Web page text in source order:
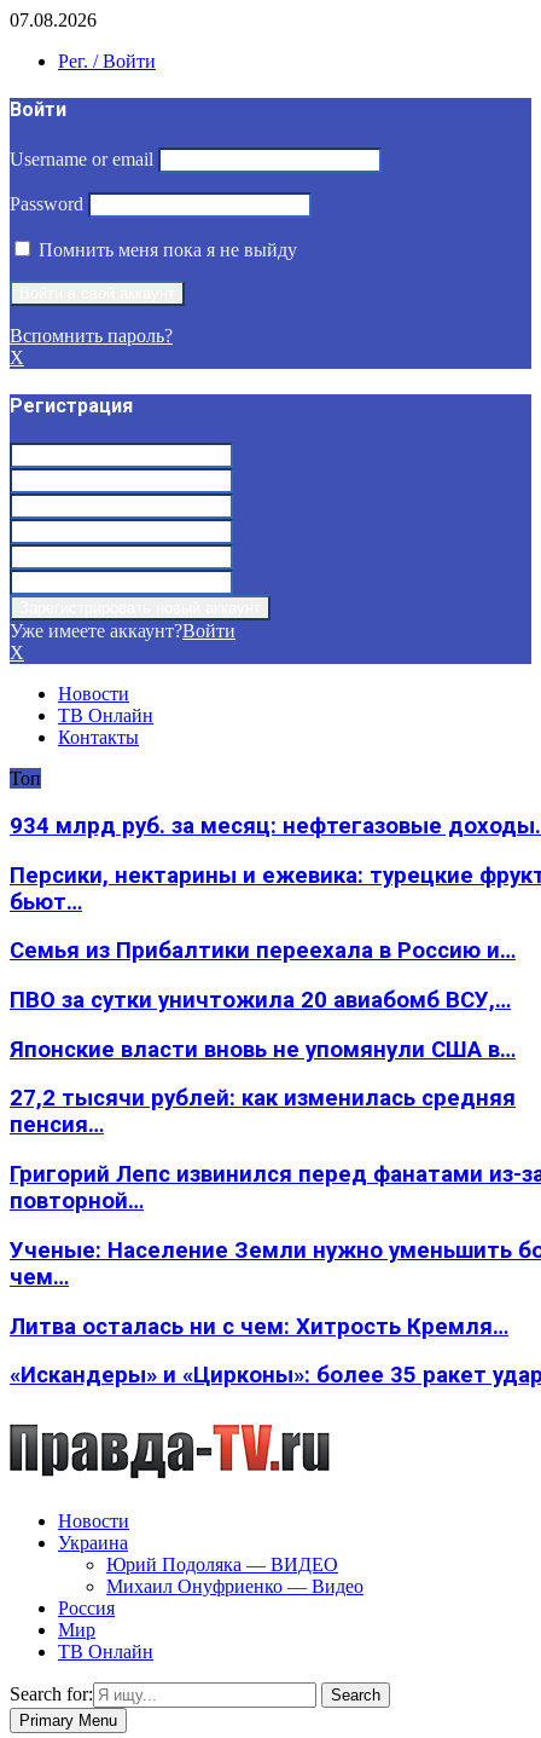
07.08.2026
Рег. / Войти
Войти
Username or email
Password
Помнить меня пока я не выйду
Вспомнить пароль?
X
Регистрация
Уже имеете аккаунт?Войти
X
Новости
ТВ Онлайн
Контакты
Топ
934 млрд руб. за месяц: нефтегазовые
Персики, нектарины и ежевика: турецкие
бьют…
Семья из Прибалтики переехала в Россию и…
ПВО за сутки уничтожила 20 авиабомб ВСУ,…
Японские власти вновь не упомянули США в…
27,2 тысячи рублей: как изменилась средняя
пенсия…
Григорий Лепс извинился перед фанатами из-
повторной…
Ученые: Население Земли нужно уменьшить
чем…
Литва осталась ни с чем: Хитрость Кремля…
«Искандеры» и «Цирконы»: более 35 ракет
Новости
Украина
Юрий Подоляка — ВИДЕО
Михаил Онуфриенко — Видео
Россия
Мир
ТВ Онлайн
Search for:
Search
Primary Menu